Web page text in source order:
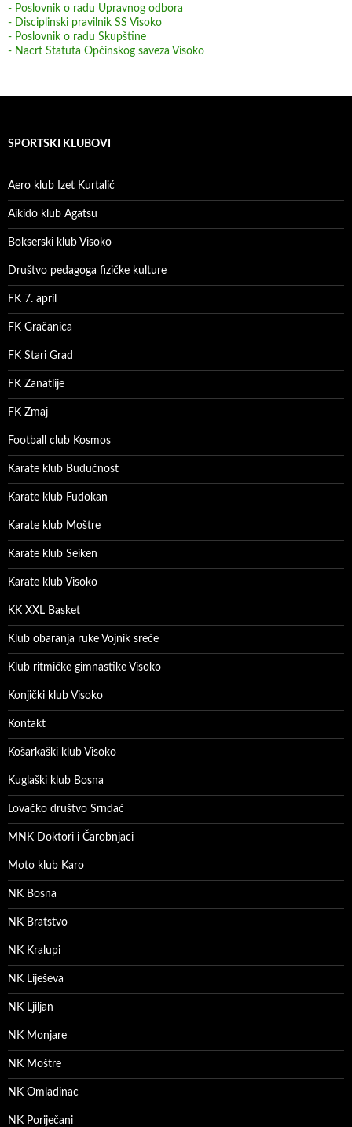
- Poslovnik o radu Upravnog odbora
- Disciplinski pravilnik SS Visoko
- Poslovnik o radu Skupštine
- Nacrt Statuta Općinskog saveza Visoko
SPORTSKI KLUBOVI
Aero klub Izet Kurtalić
Aikido klub Agatsu
Bokserski klub Visoko
Društvo pedagoga fizičke kulture
FK 7. april
FK Gračanica
FK Stari Grad
FK Zanatlije
FK Zmaj
Football club Kosmos
Karate klub Budućnost
Karate klub Fudokan
Karate klub Moštre
Karate klub Seiken
Karate klub Visoko
KK XXL Basket
Klub obaranja ruke Vojnik sreće
Klub ritmičke gimnastike Visoko
Konjički klub Visoko
Kontakt
Košarkaški klub Visoko
Kuglaški klub Bosna
Lovačko društvo Srndać
MNK Doktori i Čarobnjaci
Moto klub Karo
NK Bosna
NK Bratstvo
NK Kralupi
NK Liješeva
NK Ljiljan
NK Monjare
NK Moštre
NK Omladinac
NK Poriječani